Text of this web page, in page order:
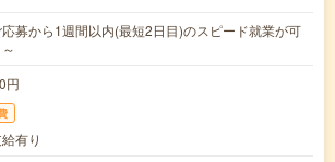
募から1週間以内(最短2日目)のスピード就業が可
円
有り